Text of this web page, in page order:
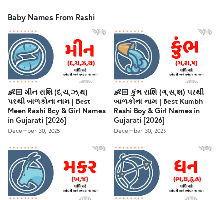
Baby Names From Rashi
👶🏻 મીન રાશિ (દ,ચ,ઝ,થ)
પરથી બાળકોના નામ | Best
Meen Rashi Boy & Girl Names
in Gujarati [2026]
December 30, 2025
👶🏻 કુંભ રાશિ (ગ,સ,શ) પરથી
બાળકોના નામ | Best Kumbh
Rashi Boy & Girl Names in
Gujarati [2026]
December 30, 2025